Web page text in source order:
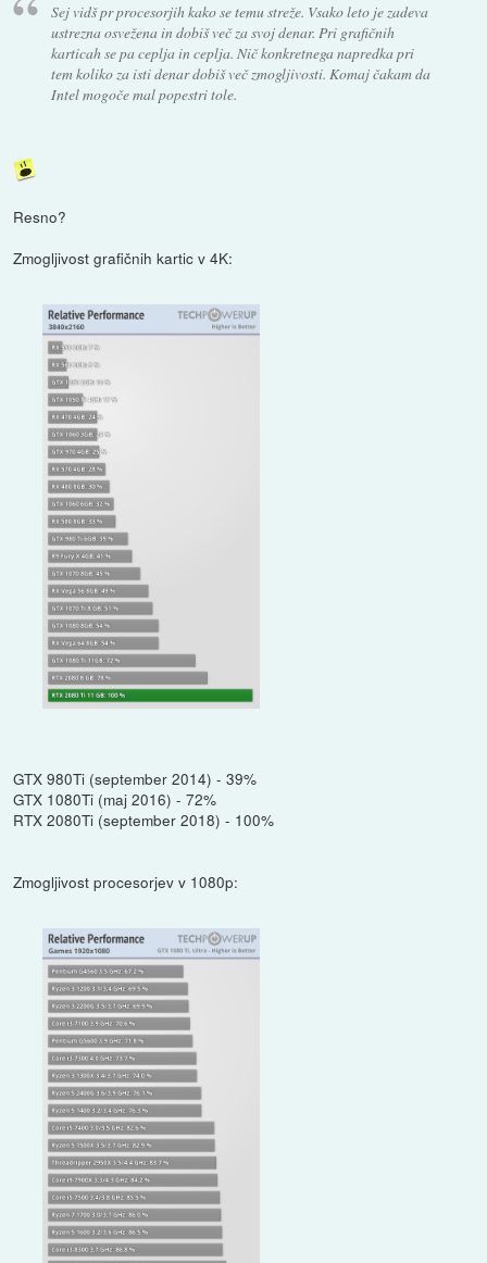
Sej vidš pr procesorjih kako se temu streže. Vsako leto je zadeva
ustrezna osvežena in dobiš več za svoj denar. Pri grafičnih
karticah se pa ceplja in ceplja. Nič konkretnega napredka pri
tem koliko za isti denar dobiš več zmogljivosti. Komaj čakam da
Intel mogoče mal popestri tole.
Resno?
Zmogljivost grafičnih kartic v 4K:
GTX 980Ti (september 2014) - 39%
GTX 1080Ti (maj 2016) - 72%
RTX 2080Ti (september 2018) - 100%
Zmogljivost procesorjev v 1080p: